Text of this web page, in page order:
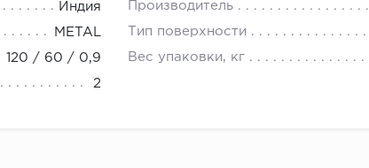
Индия Производитель
METAL Тип поверхности
120 / 60 / 0,9 Вес упаковки, кг
2